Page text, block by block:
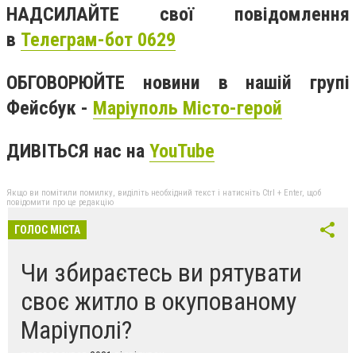
НАДСИЛАЙТЕ свої повідомлення
в Телеграм-бот 0629
ОБГОВОРЮЙТЕ новини в нашій групі
Фейсбук - Маріуполь Місто-герой
ДИВІТЬСЯ нас на YouTube
Якщо ви помітили помилку, виділіть необхідний текст і натисніть Ctrl + Enter, щоб
повідомити про це редакцію
ГОЛОС МІСТА
Чи збираєтесь ви рятувати
своє житло в окупованому
Маріуполі?